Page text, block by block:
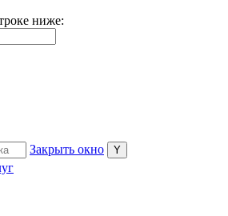
ниже:
Закрыть окно